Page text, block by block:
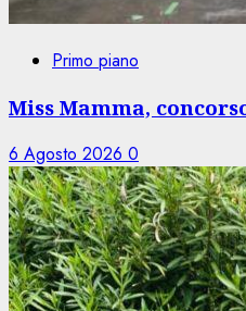
Primo piano
Miss Mamma,
6 Agosto 2026 0